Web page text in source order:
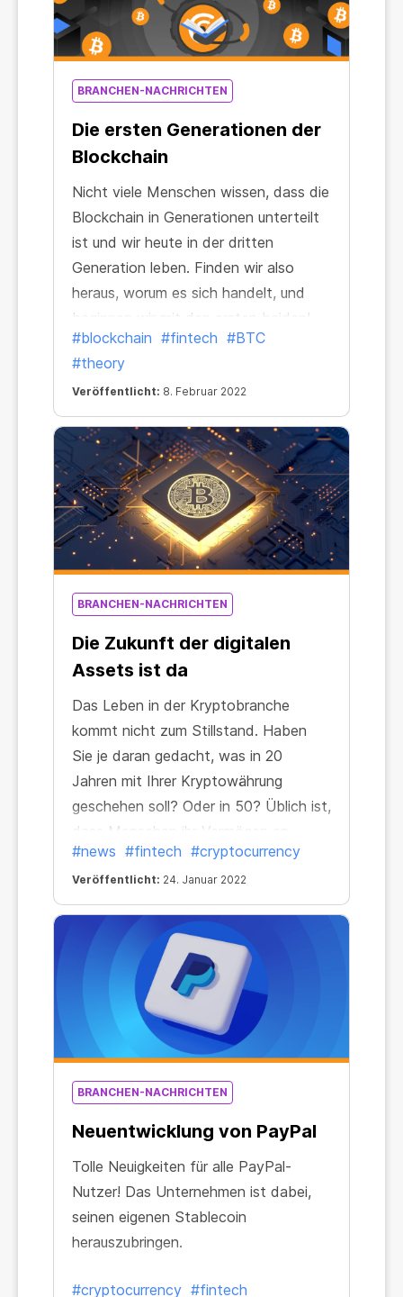
BRANCHEN-NACHRICHTEN
Die ersten Generationen der
Blockchain
Nicht viele Menschen wissen, dass die
Blockchain in Generationen unterteilt
ist und wir heute in der dritten
Generation leben. Finden wir also
heraus, worum es sich handelt, und
beginnen wir mit den ersten beiden!
#blockchain #fintech #BTC
#theory
Veröffentlicht: 8. Februar 2022
BRANCHEN-NACHRICHTEN
Die Zukunft der digitalen
Assets ist da
Das Leben in der Kryptobranche
kommt nicht zum Stillstand. Haben
Sie je daran gedacht, was in 20
Jahren mit Ihrer Kryptowährung
geschehen soll? Oder in 50? Üblich ist,
dass Menschen ihr Vermögen an
Erben weiterreichen oder es auf
Verwandte und Angehörige
überschreiben.
#news #fintech #cryptocurrency
Veröffentlicht: 24. Januar 2022
BRANCHEN-NACHRICHTEN
Neuentwicklung von PayPal
Tolle Neuigkeiten für alle PayPal-
Nutzer! Das Unternehmen ist dabei,
seinen eigenen Stablecoin
herauszubringen.
#cryptocurrency #fintech